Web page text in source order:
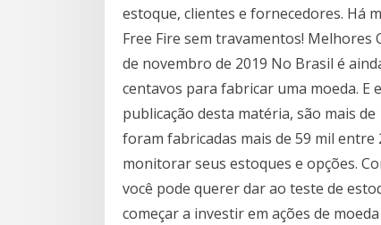
estoque, clientes e fornecedores. Há
Free Fire sem travamentos!
de novembro de 2019 No Brasil é
centavos para fabricar uma moeda. E
publicação desta matéria, são mais
foram fabricadas mais de 59 mil
monitorar seus estoques e opções.
você pode querer dar ao teste de
começar a investir em ações de